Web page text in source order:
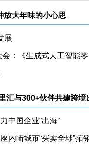
放大年味的小心思
展
中国企业“出海”
内陆城市“买卖全球”拓